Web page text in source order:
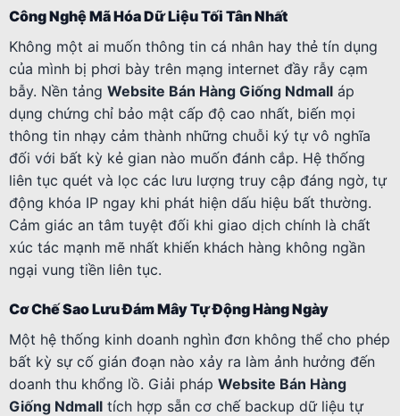
Công Nghệ Mã Hóa Dữ Liệu Tối Tân Nhất
Không một ai muốn thông tin cá nhân hay thẻ tín dụng
của mình bị phơi bày trên mạng internet đầy rẫy cạm
bẫy. Nền tảng Website Bán Hàng Giống Ndmall áp
dụng chứng chỉ bảo mật cấp độ cao nhất, biến mọi
thông tin nhạy cảm thành những chuỗi ký tự vô nghĩa
đối với bất kỳ kẻ gian nào muốn đánh cắp. Hệ thống
liên tục quét và lọc các lưu lượng truy cập đáng ngờ, tự
động khóa IP ngay khi phát hiện dấu hiệu bất thường.
Cảm giác an tâm tuyệt đối khi giao dịch chính là chất
xúc tác mạnh mẽ nhất khiến khách hàng không ngần
ngại vung tiền liên tục.
Cơ Chế Sao Lưu Đám Mây Tự Động Hàng Ngày
Một hệ thống kinh doanh nghìn đơn không thể cho phép
bất kỳ sự cố gián đoạn nào xảy ra làm ảnh hưởng đến
doanh thu khổng lồ. Giải pháp Website Bán Hàng
Giống Ndmall tích hợp sẵn cơ chế backup dữ liệu tự